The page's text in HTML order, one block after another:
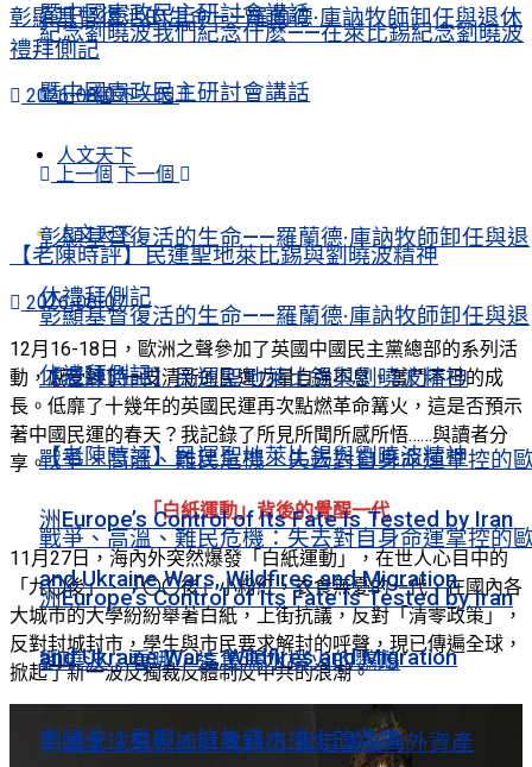
暨中國憲政民主研討會講話
上一個 下一個
人文天下
彰顯基督復活的生命——羅蘭德·庫訥牧師卸任與退
休禮拜側記
【老陳時評】民運聖地萊比錫與劉曉波精神
戰爭、高溫、難民危機：失去對自身命運掌控的
洲Europe’s Control of Its Fate Is Tested by Iran
and Ukraine Wars, Wildfires and Migration
劉曉波：看哪，這隻濡水撲火的鸚鵡
中國全球追稅補財政缺口 鎖定富豪海外資產
紀念劉曉波我們紀念什麽——在萊比錫紀念劉曉波
暨中國憲政民主研討會講話
上一個 下一個
人文天下
彰顯基督復活的生命——羅蘭德·庫訥牧師卸任與退
休禮拜側記
【老陳時評】民運聖地萊比錫與劉曉波精神
戰爭、高溫、難民危機：失去對自身命運掌控的
洲Europe’s Control of Its Fate Is Tested by Iran
and Ukraine Wars, Wildfires and Migration
劉曉波：看哪，這隻濡水撲火的鸚鵡
彰顯基督復活的生命——羅蘭德·庫訥牧師卸任與退休
禮拜側記
2026-08-07
【老陳時評】民運聖地萊比錫與劉曉波精神
2026-08-07
12月16-18日，歐洲之聲參加了英國中國民主黨總部的系列活
動，感受到了一支清新的民運力量自強不息、奮鬥不已的成
長。低靡了十幾年的英國民運再次點燃革命篝火，這是否預示
著中國民運的春天？我記錄了所見所聞所感所悟……與讀者分
享。
「白紙運動」背後的覺醒一代
11月27日，海內外突然爆發「白紙運動」，在世人心目中的
「九〇後」、「〇〇後」小粉紅，衣食無憂的一代，在國內各
大城市的大學紛紛舉著白紙，上街抗議，反對「清零政策」，
反對封城封市，學生與市民要求解封的呼聲，現已傳遍全球，
掀起了新一波反獨裁反體制反中共的浪潮。